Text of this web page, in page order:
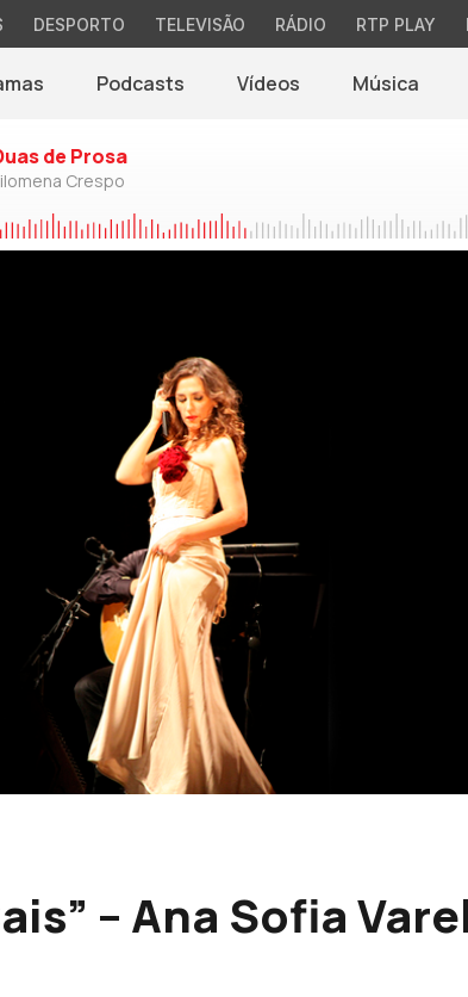
DESPORTO TELEVISÃO RÁDIO RTP PLAY
Podcasts Vídeos Música
de Prosa
Crespo
– Ana Sofia